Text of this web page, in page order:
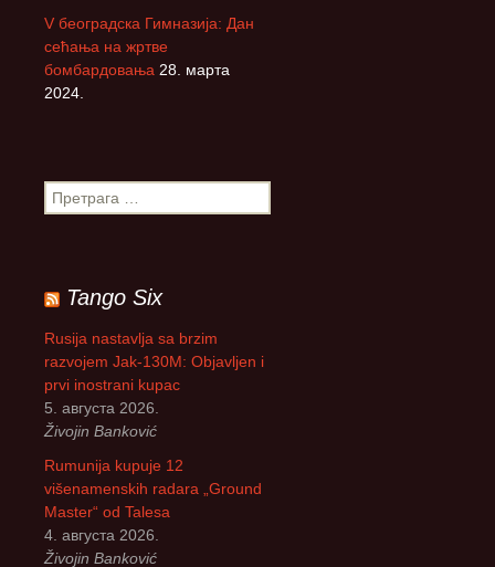
V београдска Гимназија: Дан
сећања на жртве
бомбардовања 28. марта
2024.
П
р
а
г
а
з
а
:
Tango Six
Rusija nastavlja sa brzim
razvojem Jak-130M: Objavljen i
prvi inostrani kupac
5. августа 2026.
Živojin Banković
Rumunija kupuje 12
višenamenskih radara „Ground
Master“ od Talesa
4. августа 2026.
Živojin Banković